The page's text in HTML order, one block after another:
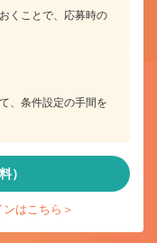
くことで、応募時の
、条件設定の手間を
）
はこちら＞